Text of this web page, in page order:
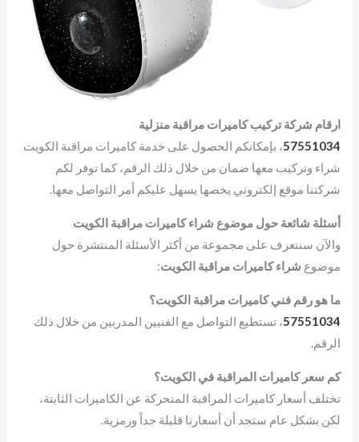
ارقام شركة تركيب كاميرات مراقبة منزلية
57551034، بإمكانكم الحصول على خدمة كاميرات مراقبة الكويت
شراء وتركيب معها ضمان من خلال ذلك الرقم، كما توفر لكم
شركتنا موقع إلكتروني يخصها يسهل عليكم أمر التواصل معها.
أسئلة شائعة حول موضوع شراء كاميرات مراقبة الكويت
والآن سنتعرف على مجموعة من أكثر الأسئلة المنتشرة حول
موضوع شراء كاميرات مراقبة الكويت:
ما هو رقم فني كاميرات مراقبة الكويت؟
57551034، تستطيع التواصل مع الفنيين المدربين من خلال ذلك
الرقم.
كم سعر كاميرات المراقبة في الكويت؟
تختلف أسعار كاميرات المراقبة المتحركة عن الكاميرات الثابتة،
لكن بشكل عام ستجد أن أسعارنا قليلة جداً ورمزية.